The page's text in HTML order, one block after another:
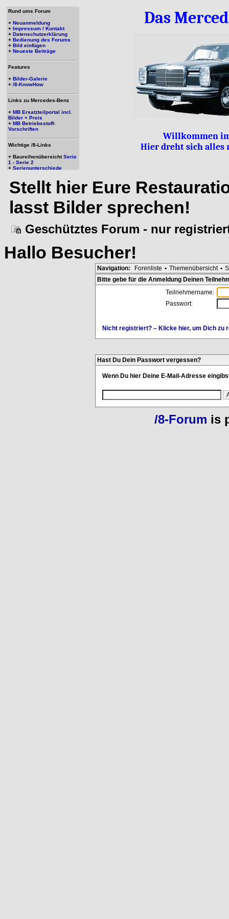
Rund ums Forum
+ Neuanmeldung
+ Impressum / Kontakt
+ Datenschutzerklärung
+ Bedienung des Forums
+ Bild einfügen
+ Neueste Beiträge
Features
+ Bilder-Galerie
+ /8-KnowHow
Links zu Mercedes-Benz
+ MB Ersatzteilportal incl.
Bilder + Preis
+ MB Betriebsstoff-
Vorschriften
Wichtige /8-Links
+ BaureihenübersichtSerie
1 - Serie 2
+ Serienunterschiede
Das
Willkommen
Hier dreht sich alles
Stellt hier Eure
lasst Bilder sprechen!
Geschütztes Forum - nur
Hallo Besucher!
Navigation: Forenliste • Themenübersicht •
Bitte gebe für die Anmeldung Deinen
Teilnehmername:
Passwort:
Nicht registriert? – Klicke hier, um Dich zu
Hast Du Dein Passwort vergessen?
Wenn Du hier Deine E-Mail-Adresse
/8-Forum is